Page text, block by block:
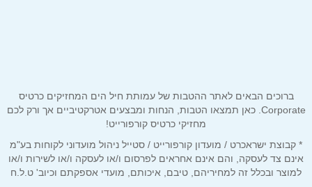
טלפון*
אימייל
ברוכים הבאים לאתר ההטבות של עמותת חיל הים המחזיקים כרטיס
Corporate. כאן תמצאו הטבות, הנחות ומבצעים אטרקטיביים אך ורק לכם
מחזיקי כרטיס קורפורייט!
* קבוצת ישראכרט / מועדון קורפורייט / סטייל ניהול מועדוני לקוחות בע"מ
אינם צד לעסקה, והם אינם אחראים לפרסום ו/או לעסקה ו/או לשירות ו/או
למוצר ובכלל זה למחיריהם, טיבם, איכותם, מועדי אספקתם וכיוב' ט.ל.ח